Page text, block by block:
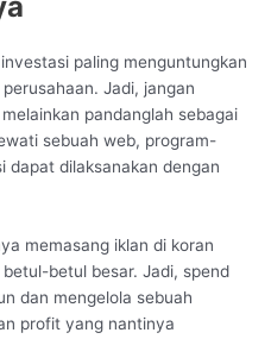
paling menguntungkan
Jadi, jangan
pandanglah sebagai
sebuah web, program-
dapat dilaksanakan dengan
memasang iklan di koran
betul besar. Jadi, spend
dan mengelola sebuah
profit yang nantinya